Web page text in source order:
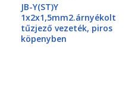
JB-Y(ST)Y
1x2x1,5mm2.árnyékolt
tűzjező vezeték, piros
köpenyben